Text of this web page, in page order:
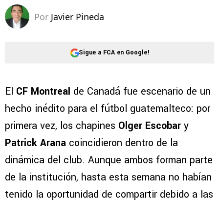
Por Javier Pineda
Sigue a FCA en Google!
El CF Montreal de Canadá fue escenario de un
hecho inédito para el fútbol guatemalteco: por
primera vez, los chapines Olger Escobar y
Patrick Arana coincidieron dentro de la
dinámica del club. Aunque ambos forman parte
de la institución, hasta esta semana no habían
tenido la oportunidad de compartir debido a las